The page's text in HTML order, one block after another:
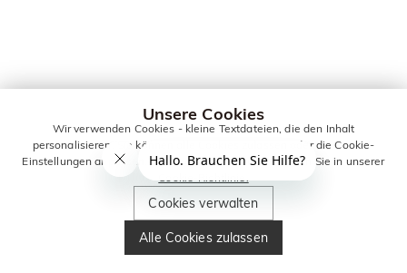
Unsere Cookies
Wir verwenden Cookies - kleine Textdateien, die den Inhalt
personalisieren. Sie können alle Cookies zulassen oder die Cookie-
Einstellungen anpassen. Weitere Informationen erhalten Sie in unserer
Cookie-Richtlinie.
Cookies verwalten
Alle Cookies zulassen